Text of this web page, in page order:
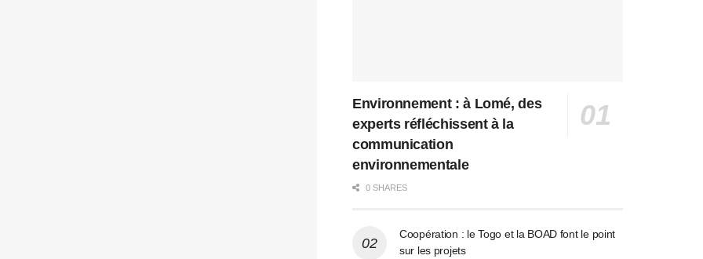
Environnement : à Lomé, des
experts réfléchissent à la
communication
environnementale
0 SHARES
Coopération : le Togo et la BOAD font le point
sur les projets